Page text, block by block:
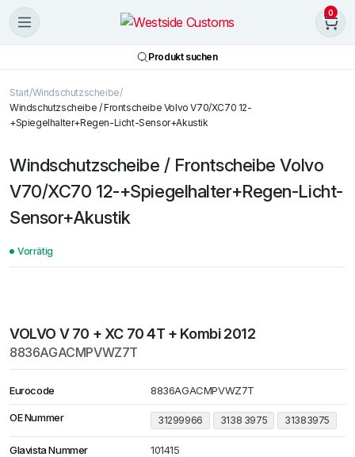
0
Produkt suchen
Start Windschutzscheibe
Windschutzscheibe / Frontscheibe Volvo V70/XC70 12-
+Spiegelhalter+Regen-Licht-Sensor+Akustik
Windschutzscheibe / Frontscheibe Volvo
V70/XC70 12-+Spiegelhalter+Regen-Licht-
Sensor+Akustik
Vorrätig
VOLVO V 70 + XC 70 4T + Kombi 2012
8836AGACMPVWZ7T
Eurocode 8836AGACMPVWZ7T
OE Nummer 31299966 3138 3975 31383975
Glavista Nummer 101415